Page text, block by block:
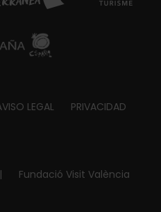
LEGAL PRIVACIDAD
| Fundació Visit València